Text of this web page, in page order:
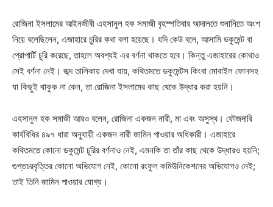
রোজিনা ইসলামের আইনজীবী এহসানুল হক সমাজী বৃহস্পতিবার আদালতে শুনানিতে অংশ
নিয়ে বলেছিলেন, এজাহারে চুরির কথা বলা হয়েছে। যদি কেউ বলে, আসামি ডকুমেন্ট বা
প্রোপার্টি চুরি করেছে, তাহলে অবশ্যই এর বর্ণনা থাকতে হবে। কিন্তু এজাহারের কোথাও
সেই বর্ণনা নেই। জব্দ তালিকায় দেখা যায়, কথিতমতে ডকুমেন্টস কিংবা মোবাইল ফোনসহ
যা কিছুই থাকুক না কেন, তা রোজিনা ইসলামের কাছ থেকে উদ্ধার করা হয়নি।
এহসানুল হক সমাজী আরও বলেন, রোজিনা একজন নারী, মা এবং অসুস্থ। ফৌজদারি
কার্যবিধির ৪৯৭ ধারা অনুযায়ী একজন নারী জামিন পাওয়ার অধিকারী। এজাহারে
কথিতমতে কোনো ডকুমেন্ট চুরির বর্ণনাও নেই, এমনকি তা তাঁর কাছ থেকে উদ্ধারও হয়নি;
গুপ্তচরবৃত্তির কোনো অভিযোগ নেই, কোনো রংফুল কমিউনিকেশনের অভিযোগও নেই;
তাই তিনি জামিন পাওয়ার যোগ্য।